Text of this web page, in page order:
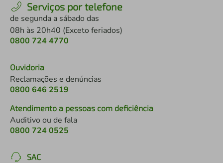
Serviços por telefone
de segunda a sábado das
08h às 20h40 (Exceto feriados)
0800 724 4770
Ouvidoria
Reclamações e denúncias
0800 646 2519
Atendimento a pessoas com deficiência
Auditivo ou de fala
0800 724 0525
SAC